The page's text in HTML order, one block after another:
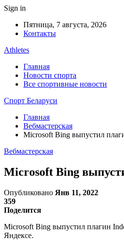
Sign in
Пятница, 7 августа, 2026
Контакты
Athletes
Главная
Новости спорта
Все спортивные новости
Спорт Беларуси
Главная
Вебмастерская
Microsoft Bing выпустил
Вебмастерская
Microsoft Bing
Опубликовано Янв 11, 2022
359
Поделится
Microsoft Bing выпустил плагин
Яндексе.